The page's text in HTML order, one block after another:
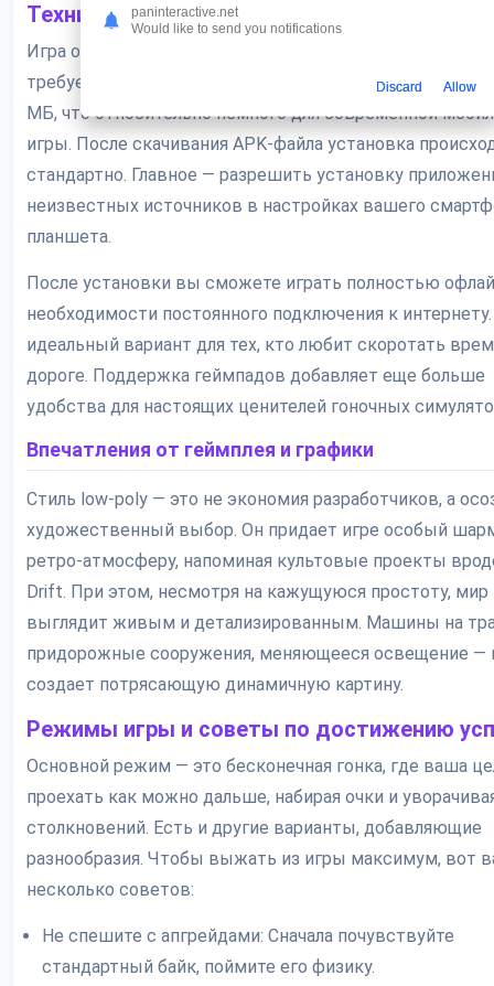
Технические аспекты и установка
Игра оптимизирована для широкого спектра
требует Android 6.0 и выше. Размер файла составляет
МБ, что относительно немного для современной
игры. После скачивания APK-файла установка
стандартно. Главное — разрешить установку
неизвестных источников в настройках вашего
планшета.
После установки вы сможете играть полностью
необходимости постоянного подключения к
идеальный вариант для тех, кто любит скоротать
дороге. Поддержка геймпадов добавляет еще больше
удобства для настоящих ценителей гоночных
Впечатления от геймплея и графики
Стиль low-poly — это не экономия разработчиков, а
художественный выбор. Он придает игре особый
ретро-атмосферу, напоминая культовые проекты
Drift. При этом, несмотря на кажущуюся простоту, мир
выглядит живым и детализированным. Машины на
придорожные сооружения, меняющееся освещение —
создает потрясающую динамичную картину.
Режимы игры и советы по достижению
Основной режим — это бесконечная гонка, где ваша
проехать как можно дальше, набирая очки и
столкновений. Есть и другие варианты, добавляющие
разнообразия. Чтобы выжать из игры максимум, вот
несколько советов:
Не спешите с апгрейдами: Сначала почувствуйте
стандартный байк, поймите его физику.
paninteractive.net
Would like to send you notifications
Discard Allow